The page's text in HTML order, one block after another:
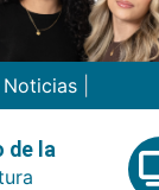
Noticias
de la